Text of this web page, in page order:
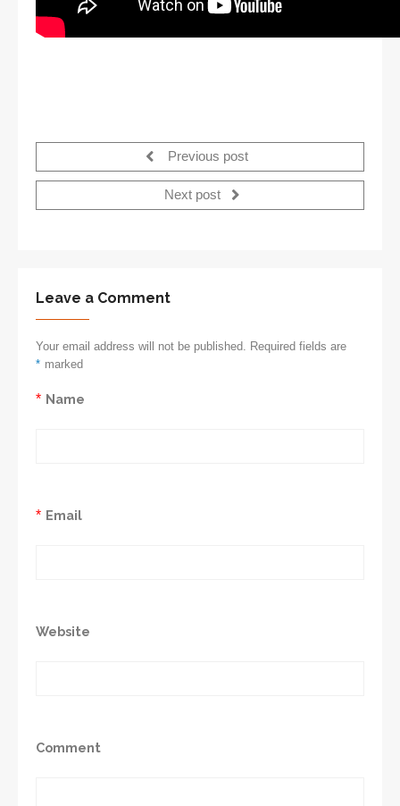
Previous post
Next post
Leave a Comment
Your email address will not be published. Required fields are
marked
*
Name
*
Email
*
Website
Comment